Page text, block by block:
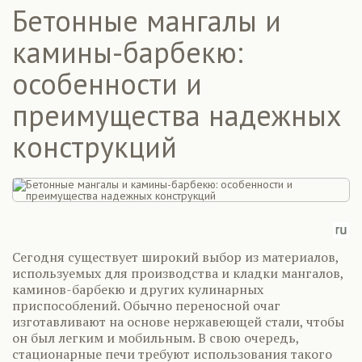
Бетонные мангалы и
камины-барбекю:
особенности и
преимущества надежных
конструкций
Сегодня существует широкий выбор из материалов,
используемых для производства и кладки мангалов,
каминов-барбекю и других кулинарных
приспособлений. Обычно переносной очаг
изготавливают на основе нержавеющей стали, чтобы
он был легким и мобильным. В свою очередь,
стационарные печи требуют использования такого